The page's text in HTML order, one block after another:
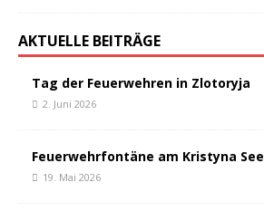
AKTUELLE BEITRÄGE
Tag der Feuerwehren in Zlotoryja
2. Juni 2026
Feuerwehrfontäne am Kristyna See
19. Mai 2026